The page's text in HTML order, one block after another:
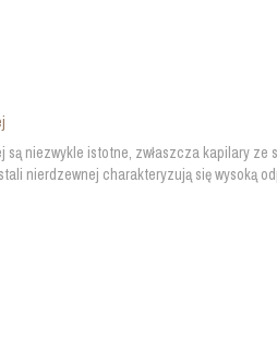
niezwykle istotne, zwłaszcza kapilary
nierdzewnej charakteryzują się wysoką